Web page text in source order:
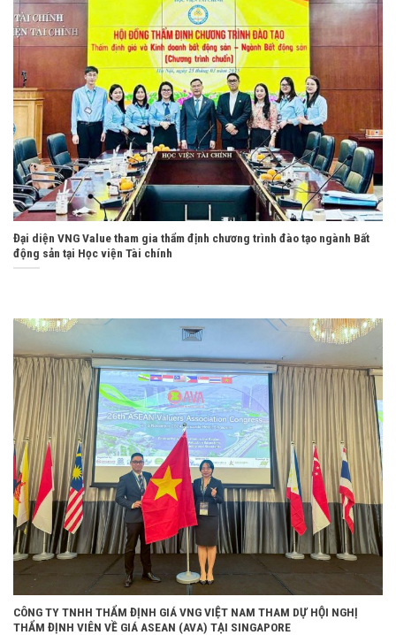
Đại diện VNG Value tham gia thẩm định chương trình đào tạo ngành Bất
động sản tại Học viện Tài chính
CÔNG TY TNHH THẨM ĐỊNH GIÁ VNG VIỆT NAM THAM DỰ HỘI NGHỊ
THẨM ĐỊNH VIÊN VỀ GIÁ ASEAN (AVA) TẠI SINGAPORE